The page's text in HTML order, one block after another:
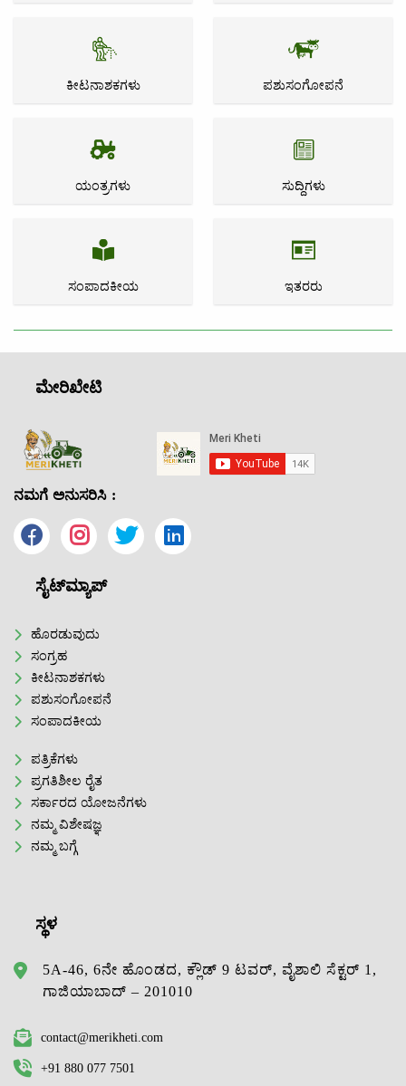
ಕೀಟನಾಶಕಗಳು ಪಶುಸಂಗೋಪನೆ
ಯಂತ್ರಗಳು ಸುದ್ದಿಗಳು
ಸಂಪಾದಕೀಯ ಇತರರು
ಮೇರಿಖೇಟಿ
ನಮಗೆ ಅನುಸರಿಸಿ :
ಸೈಟ್‌ಮ್ಯಾಪ್
ಹೊರಡುವುದು
ಸಂಗ್ರಹ
ಕೀಟನಾಶಕಗಳು
ಪಶುಸಂಗೋಪನೆ
ಸಂಪಾದಕೀಯ
ಪತ್ರಿಕೆಗಳು
ಪ್ರಗತಿಶೀಲ ರೈತ
ಸರ್ಕಾರದ ಯೋಜನೆಗಳು
ನಮ್ಮ ವಿಶೇಷಜ್ಞ
ನಮ್ಮ ಬಗ್ಗೆ
ಸ್ಥಳ
5A-46, 6ನೇ ಹೊಂಡದ, ಕ್ಲೌಡ್ 9 ಟವರ್, ವೈಶಾಲಿ ಸೆಕ್ಟರ್ 1,
ಗಾಜಿಯಾಬಾದ್ – 201010
contact@merikheti.com
+91 880 077 7501